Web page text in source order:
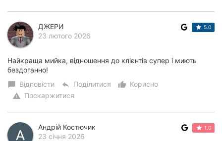
ДЖЕРИ
23 лютого 2026
5.0
Найкраща мийка, відношення до клієнтів супер і миють
бездоганно!
chat_bubble Відповісти reply Поділитися thumb_up_alt
Корисно
warning Поскаржитися
Андрій Костючик
23 січня 2026
1.0